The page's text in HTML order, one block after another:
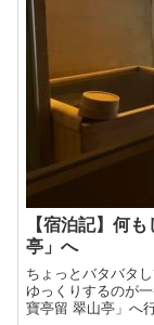
【宿泊記】何
亭」へ
ちょっとバタバタ
ゆっくりするのが
寶亭留 翠山亭」へ